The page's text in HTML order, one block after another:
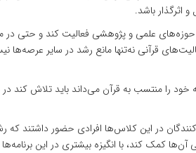
اثرگذار باشد.
علمی و پژوهشی فعالیت کند و حتی در
قرآنی نه‌تنها مانع رشد در سایر عرصه‌ها
را منتسب به قرآن می‌داند باید تلاش کند
در این کلاس‌ها افرادی حضور داشتند که
کمک کند، با انگیزه بیشتری در این